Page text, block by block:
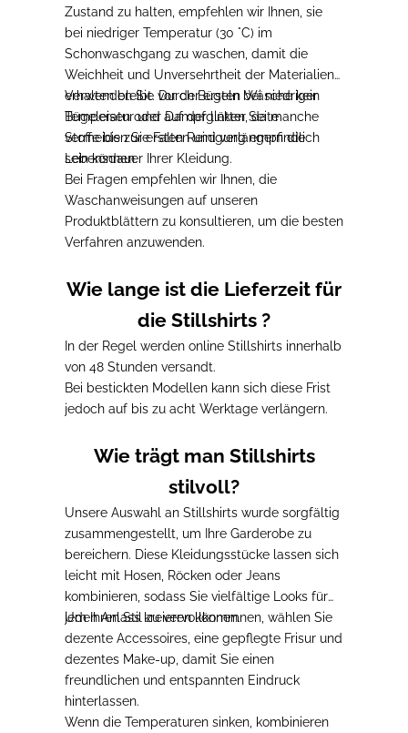
Zustand zu halten, empfehlen wir Ihnen, sie
bei niedriger Temperatur (30 °C) im
Schonwaschgang zu waschen, damit die
Weichheit und Unversehrtheit der Materialien
erhalten bleibt. Durch Bügeln bei niedriger
Temperatur und auf der linken Seite
vermeiden Sie Falten und verlängern die
Lebensdauer Ihrer Kleidung.
Verwenden Sie vor der ersten Wäsche kein
Bügeleisen oder Dampfglätter, damanche
Stoffe bis zur ersten Reinigung empfindlich
sein können.
Bei Fragen empfehlen wir Ihnen, die
Waschanweisungen auf unseren
Produktblättern zu konsultieren, um die besten
Verfahren anzuwenden.
Wie lange ist die Lieferzeit für
die Stillshirts ?
In der Regel werden online Stillshirts innerhalb
von 48 Stunden versandt.
Bei bestickten Modellen kann sich diese Frist
jedoch auf bis zu acht Werktage verlängern.
Wie trägt man Stillshirts
stilvoll?
Unsere Auswahl an Stillshirts wurde sorgfältig
zusammengestellt, um Ihre Garderobe zu
bereichern. Diese Kleidungsstücke lassen sich
leicht mit Hosen, Röcken oder Jeans
kombinieren, sodass Sie vielfältige Looks für
jeden Anlass kreieren können.
Um Ihren Stil zu vervollkommnen, wählen Sie
dezente Accessoires, eine gepflegte Frisur und
dezentes Make-up, damit Sie einen
freundlichen und entspannten Eindruck
hinterlassen.
Wenn die Temperaturen sinken, kombinieren